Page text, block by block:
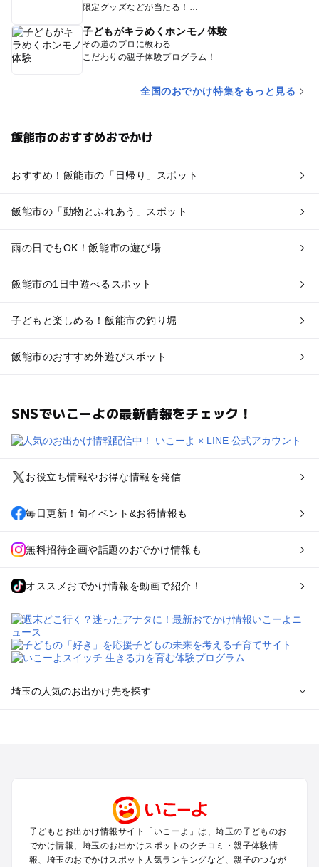
限定グッズなどが当たる！
子どもがキラめくホンモノ体験
その道のプロに教わる
こだわりの親子体験プログラム！
全国のおでかけ特集をもっと見る
飯能市のおすすめおでかけ
おすすめ！飯能市の「日帰り」スポット
飯能市の「動物とふれあう」スポット
雨の日でもOK！飯能市の遊び場
飯能市の1日中遊べるスポット
子どもと楽しめる！飯能市の釣り堀
飯能市のおすすめ外遊びスポット
SNSでいこーよの最新情報をチェック！
お役立ち情報やお得な情報を発信
毎日更新！旬イベント&お得情報も
無料招待企画や話題のおでかけ情報も
オススメおでかけ情報を動画で紹介！
埼玉の人気のお出かけ先を探す
秩父・長瀞のプールお出かけ
川口・戸田・和光・朝霞のプールお出かけ
飯能・坂戸・東松山・日高のプールお出かけ
久喜・行田・加須・羽生のプールお出かけ
子どもとお出かけ情報サイト「いこーよ」は、埼玉の子どものお
でかけ情報、埼玉のお出かけスポットのクチコミ・親子体験情
報、埼玉のおでかけスポット人気ランキングなど、親子のつなが